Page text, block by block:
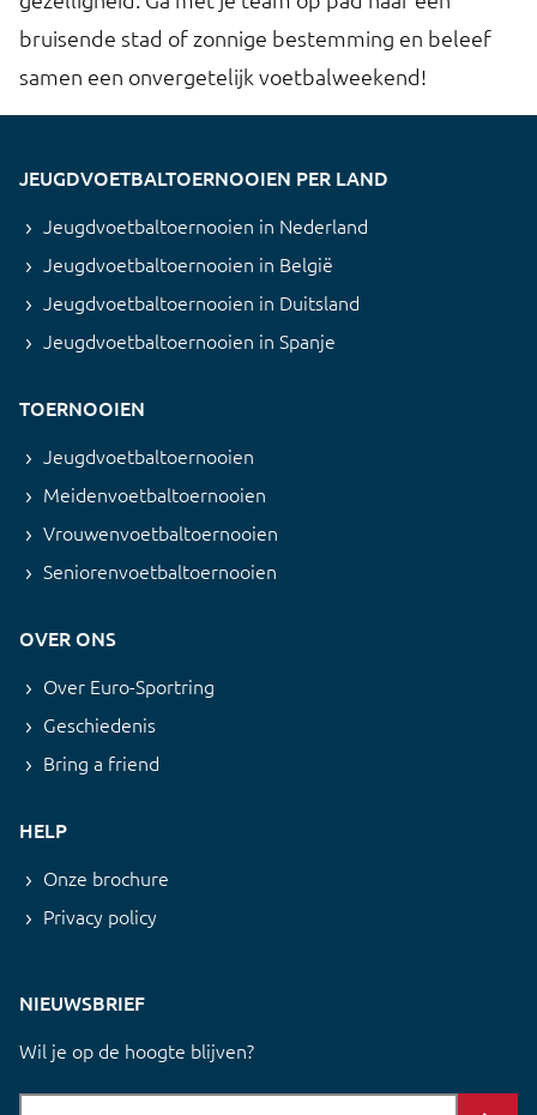
bruisende stad of zonnige bestemming en beleef
samen een onvergetelijk voetbalweekend!
JEUGDVOETBALTOERNOOIEN PER LAND
Jeugdvoetbaltoernooien in Nederland
Jeugdvoetbaltoernooien in België
Jeugdvoetbaltoernooien in Duitsland
Jeugdvoetbaltoernooien in Spanje
TOERNOOIEN
Jeugdvoetbaltoernooien
Meidenvoetbaltoernooien
Vrouwenvoetbaltoernooien
Seniorenvoetbaltoernooien
OVER ONS
Over Euro-Sportring
Geschiedenis
Bring a friend
HELP
Onze brochure
Privacy policy
NIEUWSBRIEF
Wil je op de hoogte blijven?